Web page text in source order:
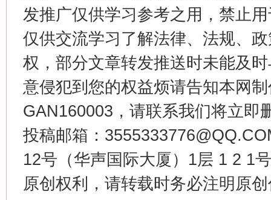
发推广仅供学习参考之用，禁止
仅供交流学习了解法律、法规、
权，部分文章转发推送时未能及
意侵犯到您的权益烦请告知本网
GAN160003，请联系我们将立即
投稿邮箱：
12号（华声国际大厦）1层 1 2 1
原创权利，请转载时务必注明原
在谋一域中谋全局
今